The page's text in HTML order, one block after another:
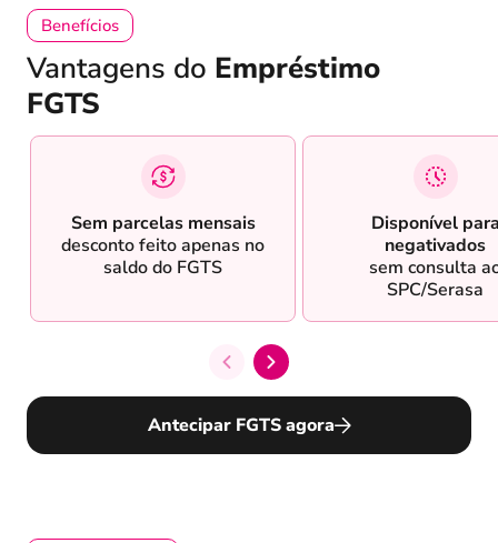
Benefícios
Vantagens do Empréstimo
FGTS
Sem parcelas mensais
desconto feito apenas no
saldo do FGTS
Disponível
negativados
sem consulta
SPC/Serasa
Antecipar FGTS agora